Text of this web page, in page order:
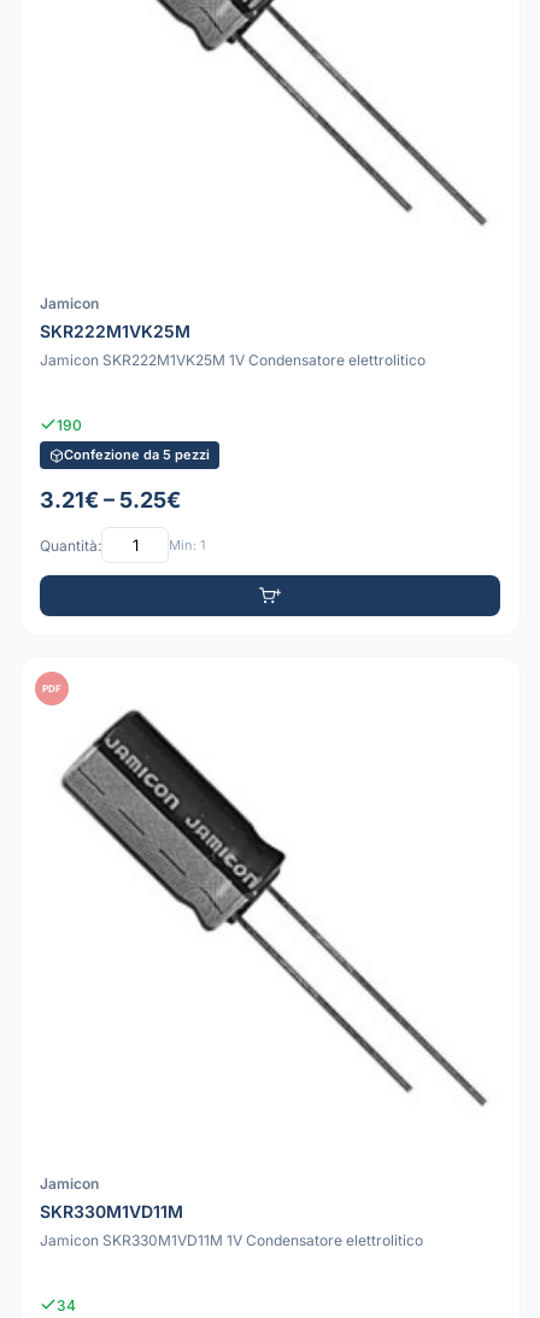
Jamicon
SKR222M1VK25M
Jamicon SKR222M1VK25M 1V Condensatore elettrolitico
190
Confezione da 5 pezzi
3.21€ – 5.25€
Quantità: Min: 1
PDF
Jamicon
SKR330M1VD11M
Jamicon SKR330M1VD11M 1V Condensatore elettrolitico
34